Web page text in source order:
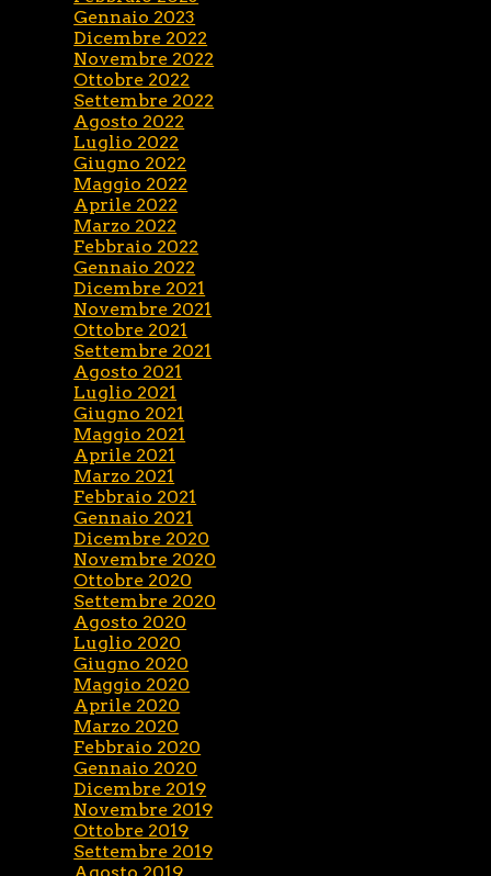
Gennaio 2023
Dicembre 2022
Novembre 2022
Ottobre 2022
Settembre 2022
Agosto 2022
Luglio 2022
Giugno 2022
Maggio 2022
Aprile 2022
Marzo 2022
Febbraio 2022
Gennaio 2022
Dicembre 2021
Novembre 2021
Ottobre 2021
Settembre 2021
Agosto 2021
Luglio 2021
Giugno 2021
Maggio 2021
Aprile 2021
Marzo 2021
Febbraio 2021
Gennaio 2021
Dicembre 2020
Novembre 2020
Ottobre 2020
Settembre 2020
Agosto 2020
Luglio 2020
Giugno 2020
Maggio 2020
Aprile 2020
Marzo 2020
Febbraio 2020
Gennaio 2020
Dicembre 2019
Novembre 2019
Ottobre 2019
Settembre 2019